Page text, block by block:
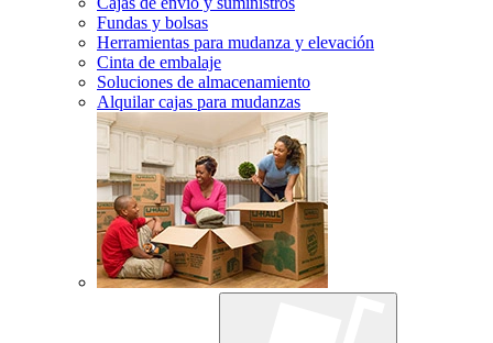
Fundas y bolsas
Herramientas para mudanza y elevación
Cinta de embalaje
Soluciones de almacenamiento
Alquilar cajas para mudanzas